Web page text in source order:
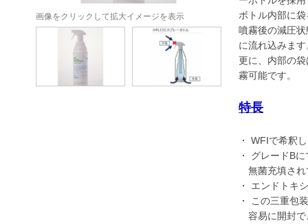
画像をクリックして拡大イメージを表示
ボトル内部に
噴霧後の減圧
に流れ込みます
更に、内部の
霧可能です。
特長
・ WFIで希釈
・ グレードB
無菌充填され
・ エンドトキ
・ この三重包
容易に開封で